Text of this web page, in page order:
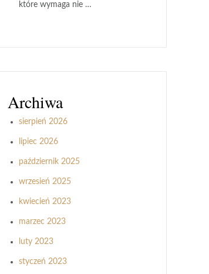
które wymaga nie …
Archiwa
sierpień 2026
lipiec 2026
październik 2025
wrzesień 2025
kwiecień 2023
marzec 2023
luty 2023
styczeń 2023